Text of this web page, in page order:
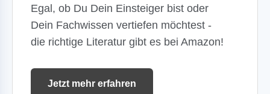
Egal, ob Du Dein Einsteiger bist oder
Dein Fachwissen vertiefen möchtest -
die richtige Literatur gibt es bei Amazon!
Jetzt mehr erfahren